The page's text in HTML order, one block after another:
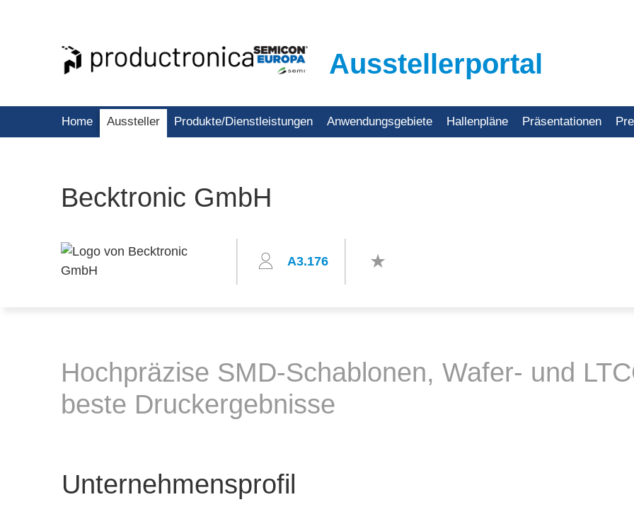
Ausstellerportal
Home Aussteller Produkte/Dienstleistungen Anwendungsgebiete Hallenpläne Präsentationen
Becktronic GmbH
A3.176
Hochpräzise SMD-Schablonen, Wafer- und
beste Druckergebnisse
Unternehmensprofil